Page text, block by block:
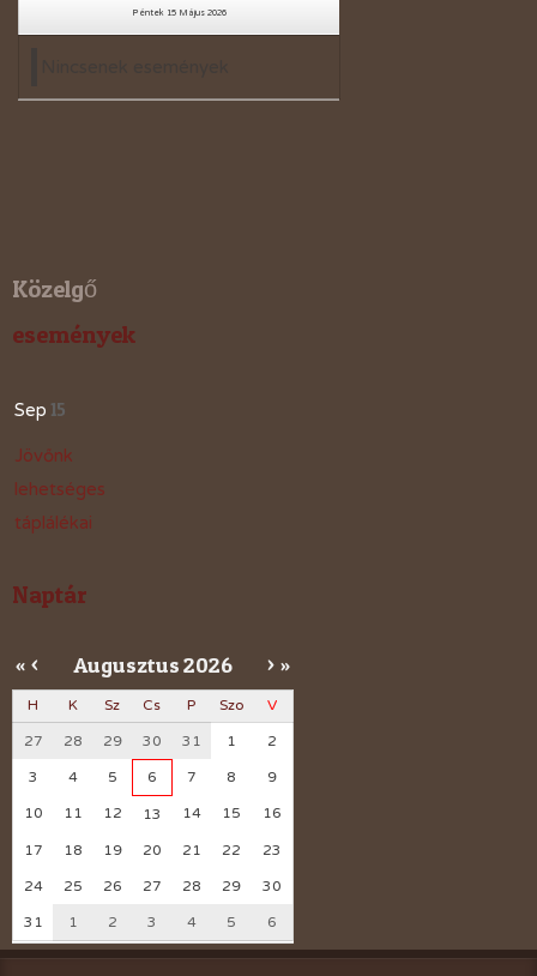
Péntek 15 Május 2026
Közelgő
események
Sep 15
Jövőnk
lehetséges
táplálékai
Naptár
« < Augusztus2026 > »
H K Sz Cs P Szo V
27 28 29 30 31 1 2
3 4 5 6 7 8 9
10 11 12 13 14 15 16
17 18 19 20 21 22 23
24 25 26 27 28 29 30
31 1 2 3 4 5 6